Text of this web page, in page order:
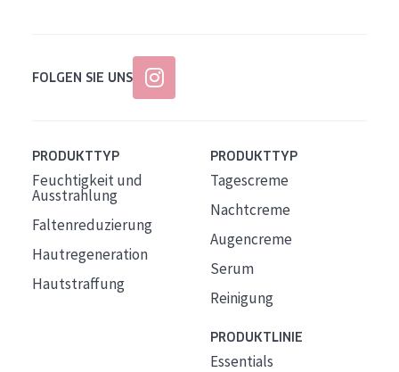
FOLGEN SIE UNS
PRODUKTTYP
Feuchtigkeit und
Ausstrahlung
Faltenreduzierung
Hautregeneration
Hautstraffung
PRODUKTTYP
Tagescreme
Nachtcreme
Augencreme
Serum
Reinigung
PRODUKTLINIE
Essentials